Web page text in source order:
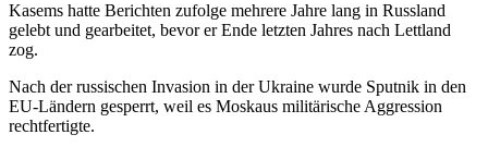
Kasems hatte Berichten zufolge mehrere Jahre lang in Russland
gelebt und gearbeitet, bevor er Ende letzten Jahres nach Lettland
zog.
Nach der russischen Invasion in der Ukraine wurde Sputnik in den
EU-Ländern gesperrt, weil es Moskaus militärische Aggression
rechtfertigte.